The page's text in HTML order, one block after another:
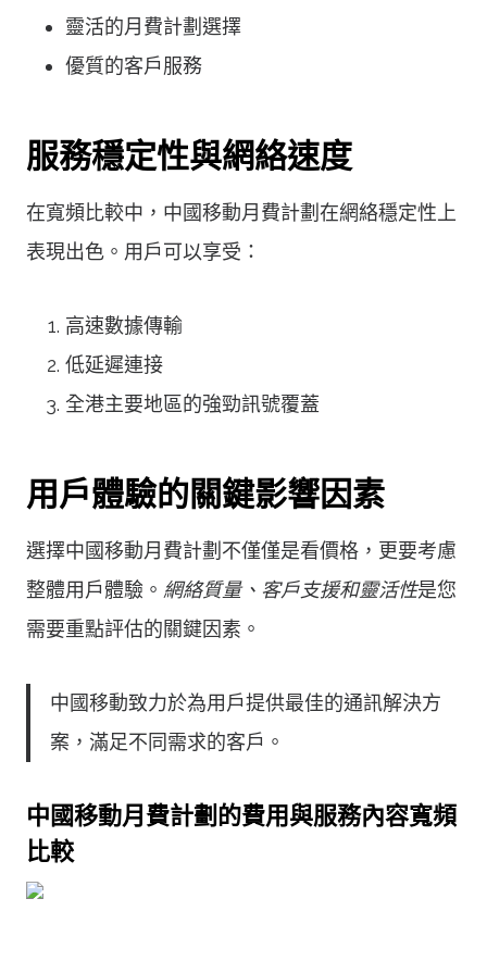
靈活的月費計劃選擇
優質的客戶服務
服務穩定性與網絡速度
在寬頻比較中，中國移動月費計劃在網絡穩定性上
表現出色。用戶可以享受：
高速數據傳輸
低延遲連接
全港主要地區的強勁訊號覆蓋
用戶體驗的關鍵影響因素
選擇中國移動月費計劃不僅僅是看價格，更要考慮
整體用戶體驗。 網絡質量、客戶支援和靈活性是您
需要重點評估的關鍵因素。
中國移動致力於為用戶提供最佳的通訊解決方
案，滿足不同需求的客戶。
中國移動月費計劃的費用與服務內容寬頻
比較